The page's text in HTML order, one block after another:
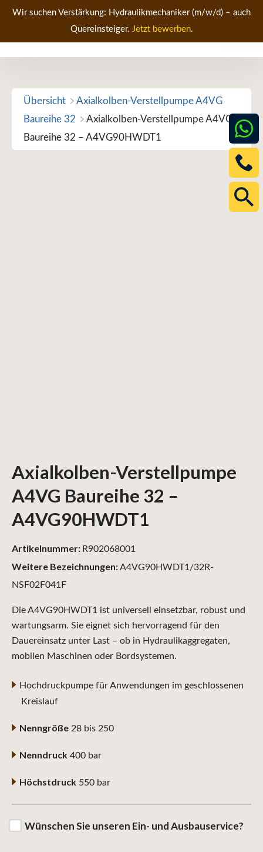
Zum
springen
Wir suchen Verstärkung: Hydraulikmechaniker (m/w/d) – auch
Quereinsteiger. Jetzt bewerben.
Übersicht
Axialkolben-Verstellpumpe A4VG
Baureihe 32
Axialkolben-Verstellpumpe A4VG
Baureihe 32 – A4VG90HWDT1
Axialkolben-Verstellpumpe
A4VG Baureihe 32 –
A4VG90HWDT1
Die A4VG90HWDT1 ist universell einsetzbar, robust und
wartungsarm. Sie eignet sich hervorragend für den
Dauereinsatz unter Last – ob in Hydraulikaggregaten,
mobilen Maschinen oder Bordsystemen.
Hochdruckpumpe für Anwendungen im geschlossenen
Kreislauf
Nenngröße 28 bis 250
Nenndruck 400 bar
Höchstdruck 550 bar
Wünschen Sie unseren Ein- und Ausbauservice?
Weitere Bezeichnungen:A4VG90HWDT1/32R-
NSF02F041F
Artikelnummer: R902068001